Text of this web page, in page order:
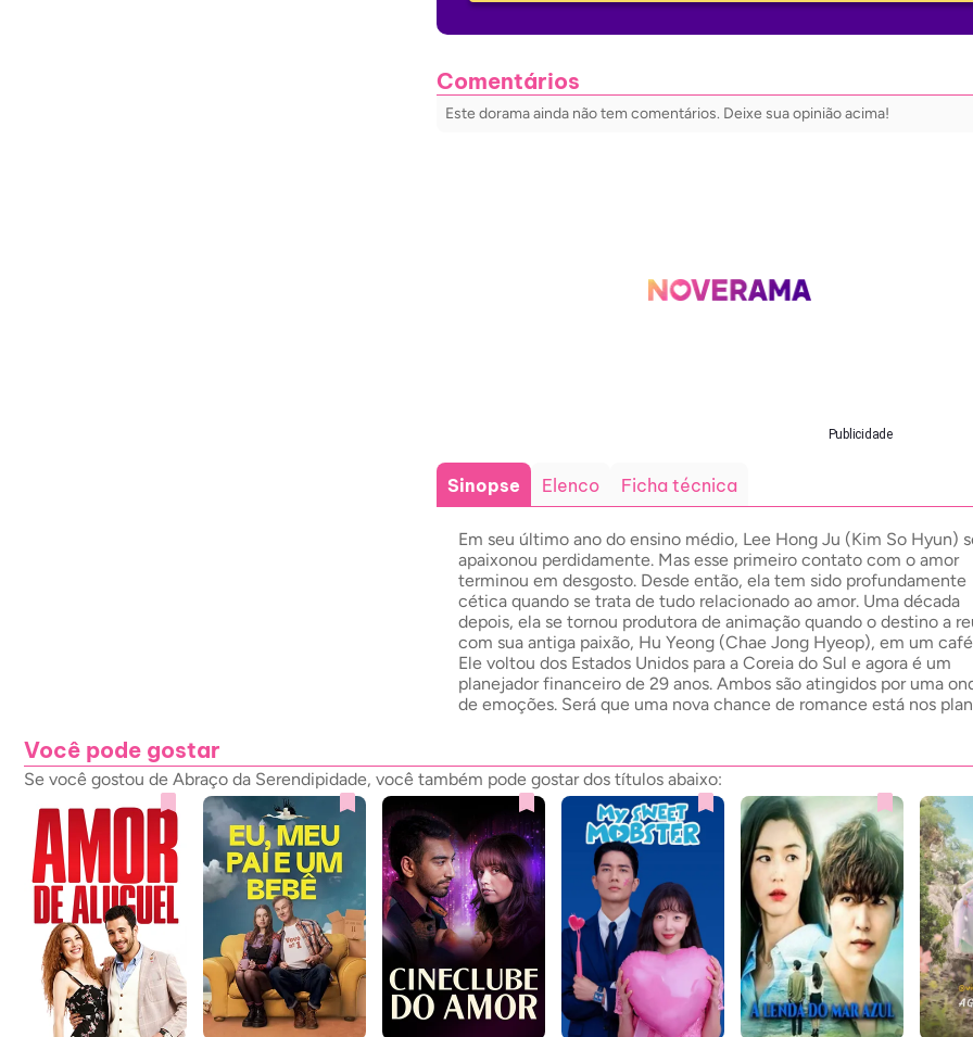
Comentários
Este dorama ainda não tem comentários. Deixe sua opinião acima!
Publicidade
Sinopse Elenco Ficha técnica
Em seu último ano do ensino médio, Lee Hong Ju (Kim So Hyun)
apaixonou perdidamente. Mas esse primeiro contato com o amor
terminou em desgosto. Desde então, ela tem sido profundamente
cética quando se trata de tudo relacionado ao amor. Uma década
depois, ela se tornou produtora de animação quando o destino a
com sua antiga paixão, Hu Yeong (Chae Jong Hyeop), em um
Ele voltou dos Estados Unidos para a Coreia do Sul e agora é um
planejador financeiro de 29 anos. Ambos são atingidos por uma
de emoções. Será que uma nova chance de romance está nos
Você pode gostar
Se você gostou de Abraço da Serendipidade, você também pode gostar dos títulos abaixo: